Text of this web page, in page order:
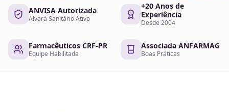
ANVISA Autorizada
Alvará Sanitário Ativo
+20 Anos de
Experiência
Desde 2004
Farmacêuticos CRF-PR
Equipe Habilitada
Associada ANFARMAG
Boas Práticas